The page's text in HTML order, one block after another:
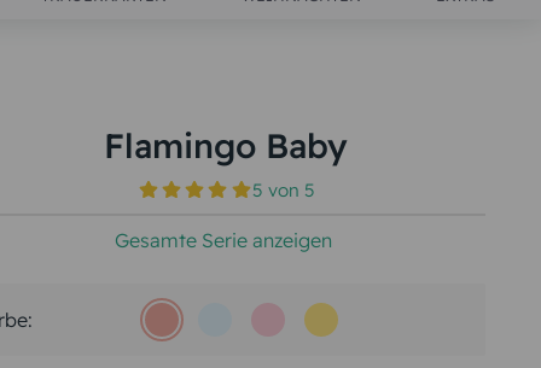
Flamingo Baby
5 von5
Gesamte Serie anzeigen